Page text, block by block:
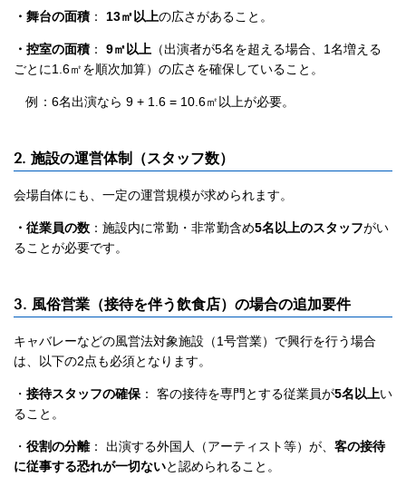
・舞台の面積 ： 13㎡以上の広さがあること。
・控室の面積 ： 9㎡以上 （出演者が5名を超える場合、1名増える
ごとに1.6㎡を順次加算）の広さを確保していること。
例：6名出演なら 9 + 1.6 = 10.6㎡以上が必要。
2. 施設の運営体制（スタッフ数）
会場自体にも、一定の運営規模が求められます。
・従業員の数 ：施設内に常勤・非常勤含め5名以上のスタッフがい
ることが必要です。
3. 風俗営業（接待を伴う飲食店）の場合の追加要件
キャバレーなどの風営法対象施設（1号営業）で興行を行う場合
は、以下の2点も必須となります。
・ 接待スタッフの確保 ： 客の接待を専門とする従業員が5名以上い
ること。
・ 役割の分離： 出演する外国人（アーティスト等）が、 客の接待
に従事する恐れが一切ないと認められること。